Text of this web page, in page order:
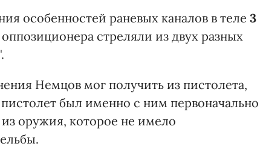
особенностей раневых каналов в теле 3
стреляли из двух разных
Немцов мог получить из пистолета,
был именно с ним первоначально
оружия, которое не имело